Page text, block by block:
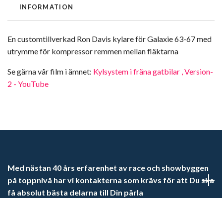
INFORMATION
En customtillverkad Ron Davis kylare för Galaxie 63-67 med
utrymme för kompressor remmen mellan fläktarna
Se gärna vår film i ämnet: Kylsystem i fräna gatbilar , Version-
2 - YouTube
Med nästan 40 års erfarenhet av race och showbyggen
på toppnivå har vi kontakterna som krävs för att Du ska
få absolut bästa delarna till Din pärla